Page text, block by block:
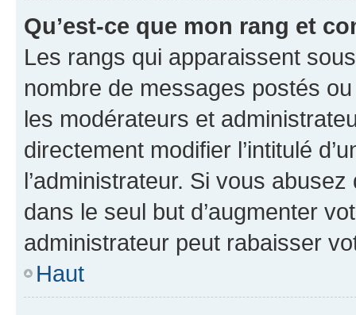
Qu’est-ce que mon rang et
Les rangs qui apparaissent
nombre de messages postés
les modérateurs et
directement modifier l’intitulé
l’administrateur. Si vous
dans le seul but d’augmenter
administrateur peut rabaisser
Haut